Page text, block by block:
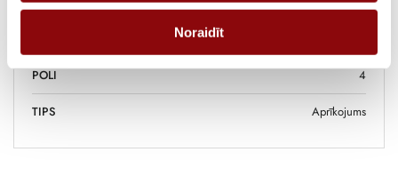
Noraidīt
POLI 4
TIPS Aprīkojums